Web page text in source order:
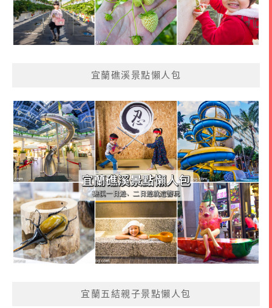
宜蘭礁溪景點懶人包
宜蘭五結親子景點懶人包